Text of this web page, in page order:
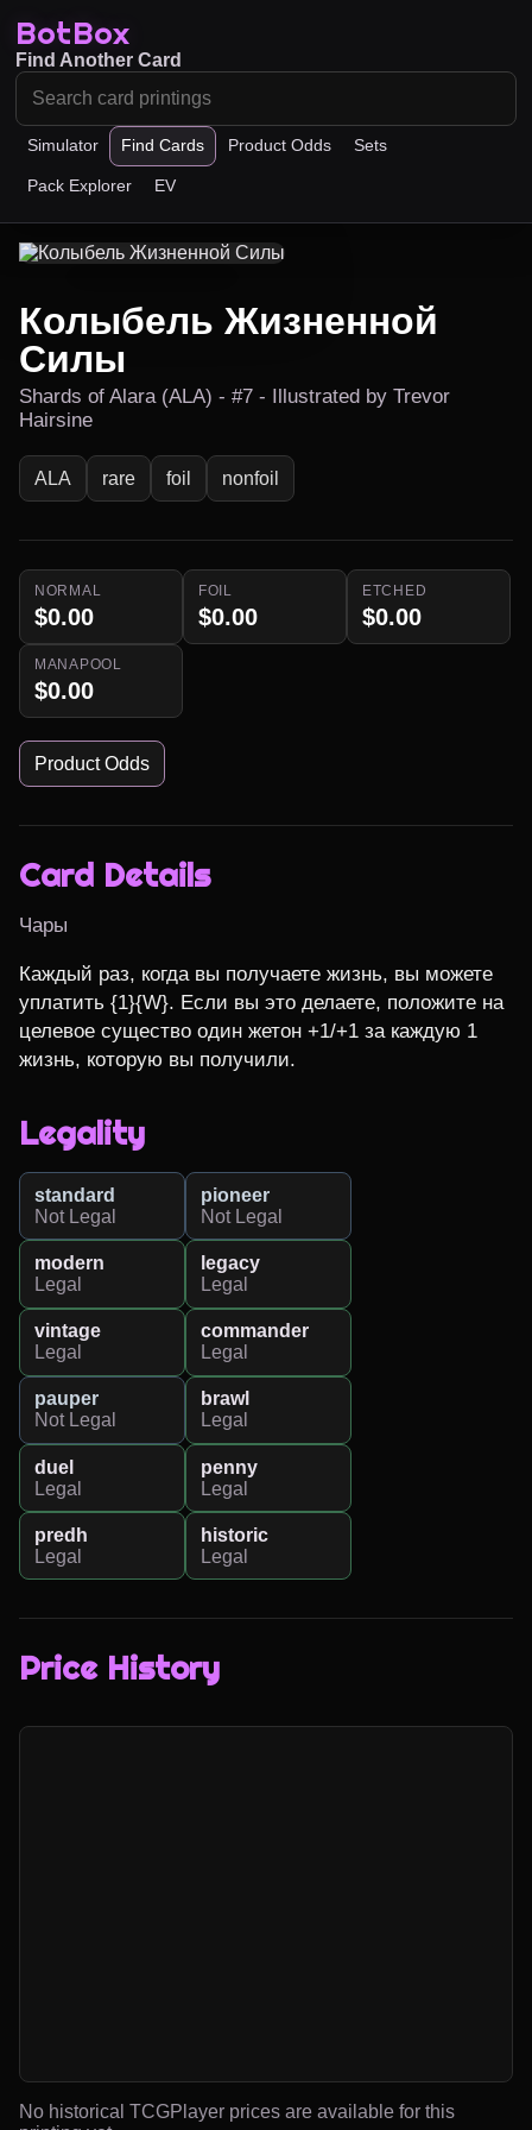
BotBox
Simulator Find Cards Product Odds Sets
Pack Explorer EV
Find Another Card
Колыбель Жизненной
Силы
Shards of Alara (ALA) - #7 - Illustrated by Trevor
Hairsine
ALA rare foil nonfoil
NORMAL
$0.00
FOIL
$0.00
ETCHED
$0.00
MANAPOOL
$0.00
Product Odds
Card Details
Чары
Каждый раз, когда вы получаете жизнь, вы можете
уплатить {1}{W}. Если вы это делаете, положите на
целевое существо один жетон +1/+1 за каждую 1
жизнь, которую вы получили.
Legality
standard
Not Legal
pioneer
Not Legal
modern
Legal
legacy
Legal
vintage
Legal
commander
Legal
pauper
Not Legal
brawl
Legal
duel
Legal
penny
Legal
predh
Legal
historic
Legal
Price History
No historical TCGPlayer prices are available for this